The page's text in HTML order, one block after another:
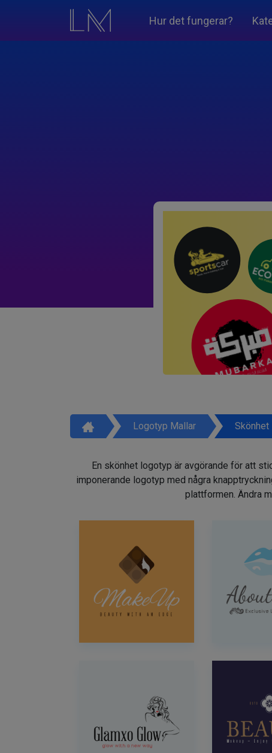
Hur det fungerar?
Logotyp Mallar
En skönhet logotyp är avgörande för att
imponerande logotyp med några
plattformen. Ändra